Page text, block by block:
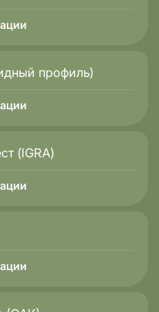
профиль)
(IGRA)